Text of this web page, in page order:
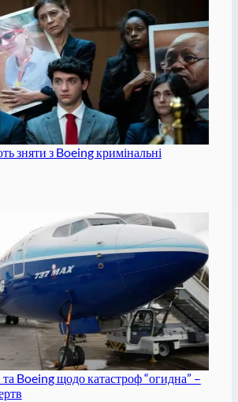
зняти з Boeing кримінальні
Boeing щодо катастроф “огидна” –